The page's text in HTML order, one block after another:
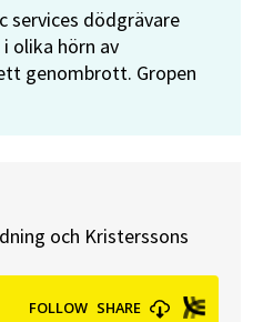
services dödgrävare
olika hörn av
genombrott. Gropen
och Kristerssons